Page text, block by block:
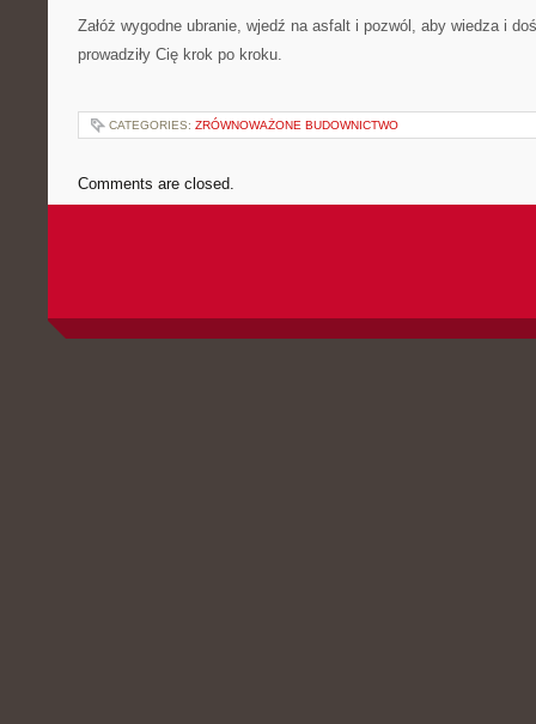
Załóż wygodne ubranie, wjedź na asfalt i pozwól, aby wiedza i
prowadziły Cię krok po kroku.
CATEGORIES: ZRÓWNOWAŻONE BUDOWNICTWO
Comments are closed.